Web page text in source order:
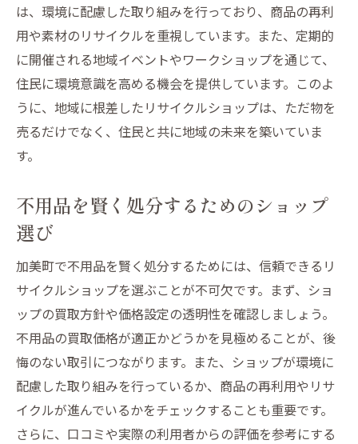
は、環境に配慮した取り組みを行っており、商品の再利
用や素材のリサイクルを重視しています。また、定期的
に開催される地域イベントやワークショップを通じて、
住民に環境意識を高める機会を提供しています。このよ
うに、地域に根差したリサイクルショップは、ただ物を
売るだけでなく、住民と共に地域の未来を築いていま
す。
不用品を賢く処分するためのショップ
選び
加美町で不用品を賢く処分するためには、信頼できるリ
サイクルショップを選ぶことが不可欠です。まず、ショ
ップの買取方針や価格設定の透明性を確認しましょう。
不用品の買取価格が適正かどうかを見極めることが、後
悔のない取引につながります。また、ショップが環境に
配慮した取り組みを行っているか、商品の再利用やリサ
イクルが進んでいるかをチェックすることも重要です。
さらに、口コミや実際の利用者からの評価を参考にする